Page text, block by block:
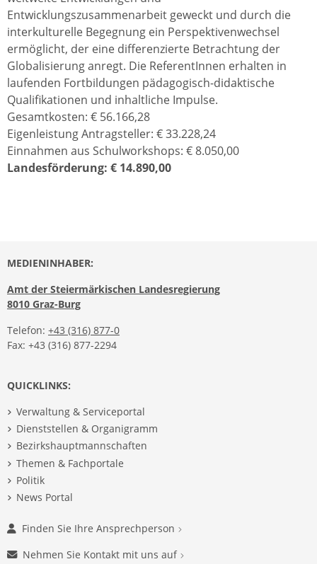
Entwicklungszusammenarbeit geweckt und durch die
interkulturelle Begegnung ein Perspektivenwechsel
ermöglicht, der eine differenzierte Betrachtung der
Globalisierung anregt. Die ReferentInnen erhalten in
laufenden Fortbildungen pädagogisch-didaktische
Qualifikationen und inhaltliche Impulse.
Gesamtkosten: € 56.166,28
Eigenleistung Antragsteller: € 33.228,24
Einnahmen aus Schulworkshops: € 8.050,00
Landesförderung: € 14.890,00
MEDIENINHABER:
Amt der Steiermärkischen Landesregierung
8010 Graz-Burg
Telefon: +43 (316) 877-0
Fax: +43 (316) 877-2294
QUICKLINKS:
Verwaltung & Serviceportal
Dienststellen & Organigramm
Bezirkshauptmannschaften
Themen & Fachportale
Politik
News Portal
Finden Sie Ihre Ansprechperson
Nehmen Sie Kontakt mit uns auf